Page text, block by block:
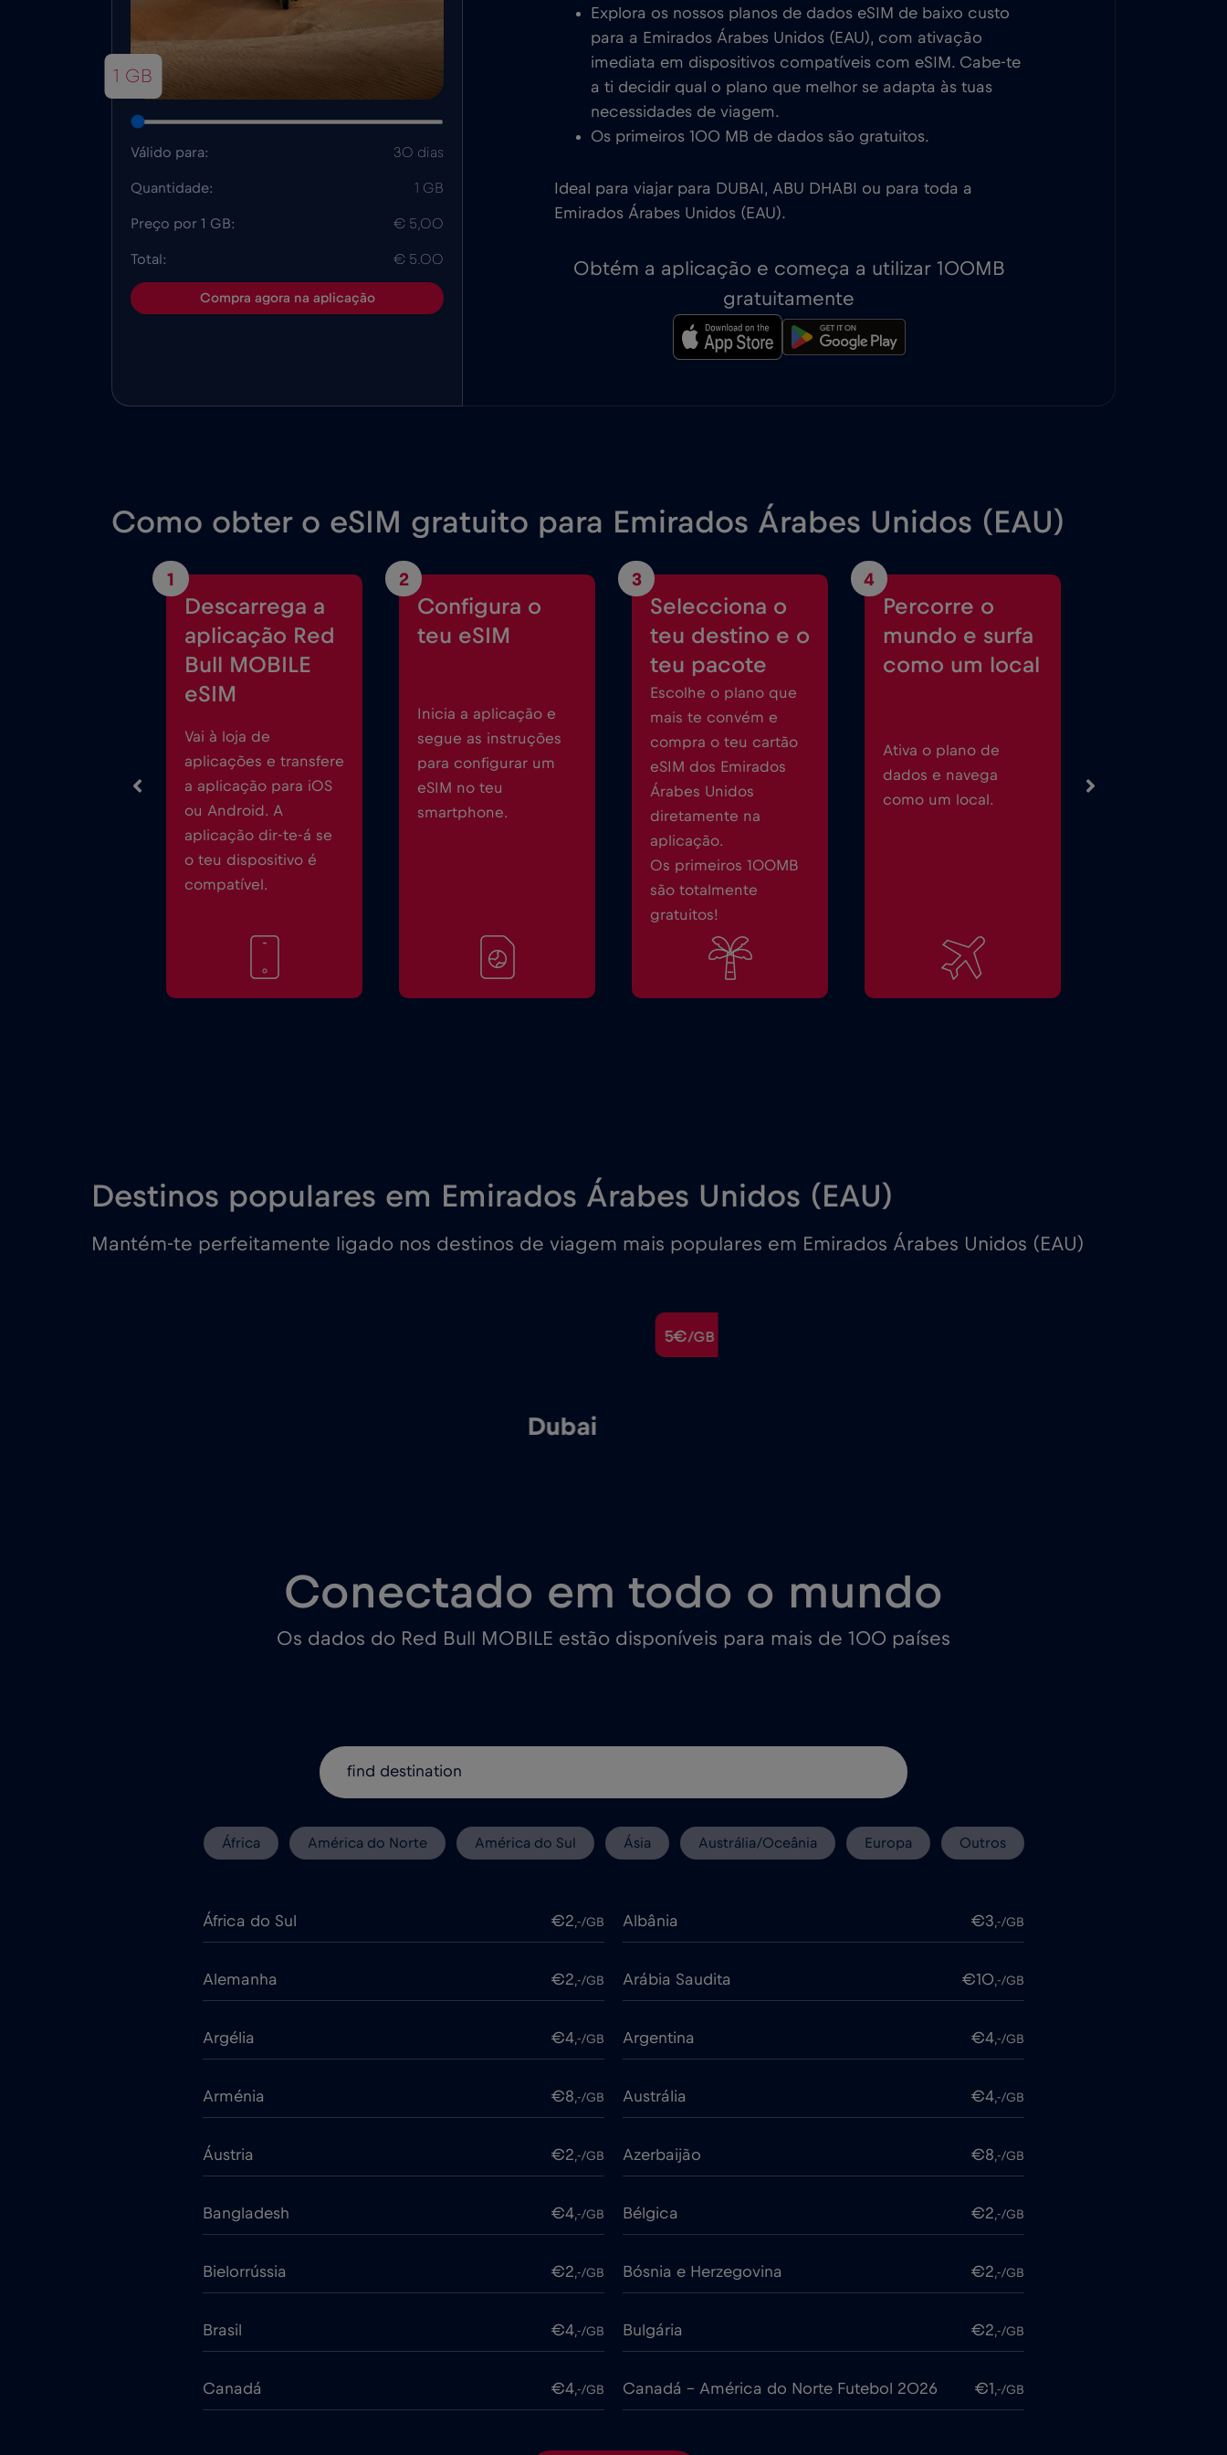
1 GB
Válido para: 30 dias
Quantidade: 1 GB
Preço por 1 GB: € 5,00
Total: € 5.00
Compra agora na aplicação
Explora os nossos planos de dados eSIM de baixo custo
para a Emirados Árabes Unidos (EAU), com ativação
imediata em dispositivos compatíveis com eSIM. Cabe-te
a ti decidir qual o plano que melhor se adapta às tuas
necessidades de viagem.
Os primeiros 100 MB de dados são gratuitos.
Ideal para viajar para DUBAI, ABU DHABI ou para toda a
Emirados Árabes Unidos (EAU).
Obtém a aplicação e começa a utilizar 100MB
gratuitamente
Como obter o eSIM gratuito para Emirados Árabes Unidos (EAU)
1
Descarrega a
aplicação Red
Bull MOBILE
eSIM
Vai à loja de
aplicações e transfere
a aplicação para iOS
ou Android. A
aplicação dir-te-á se
o teu dispositivo é
compatível.
2
Configura o
teu eSIM
Inicia a aplicação e
segue as instruções
para configurar um
eSIM no teu
smartphone.
3
Selecciona o
teu destino e o
teu pacote
Escolhe o plano que
mais te convém e
compra o teu cartão
eSIM dos Emirados
Árabes Unidos
diretamente na
aplicação.
Os primeiros 100MB
são totalmente
gratuitos!
4
Percorre o
mundo e surfa
como um local
Ativa o plano de
dados e navega
como um local.
Destinos populares em Emirados Árabes Unidos (EAU)
Mantém-te perfeitamente ligado nos destinos de viagem mais populares em Emirados Árabes Unidos (EAU)
5€/GB
Dubai
Conectado em todo o mundo
Os dados do Red Bull MOBILE estão disponíveis para mais de 100 países
África América do Norte América do Sul Ásia Austrália/Oceânia Europa Outros
África do Sul €2,-/GB Albânia €3,-/GB
Alemanha €2,-/GB Arábia Saudita €10,-/GB
Argélia €4,-/GB Argentina €4,-/GB
Arménia €8,-/GB Austrália €4,-/GB
Áustria €2,-/GB Azerbaijão €8,-/GB
Bangladesh €4,-/GB Bélgica €2,-/GB
Bielorrússia €2,-/GB Bósnia e Herzegovina €2,-/GB
Brasil €4,-/GB Bulgária €2,-/GB
Canadá €4,-/GB Canadá - América do Norte Futebol 2026 €1 ,-/GB
€4,-/GB Chile